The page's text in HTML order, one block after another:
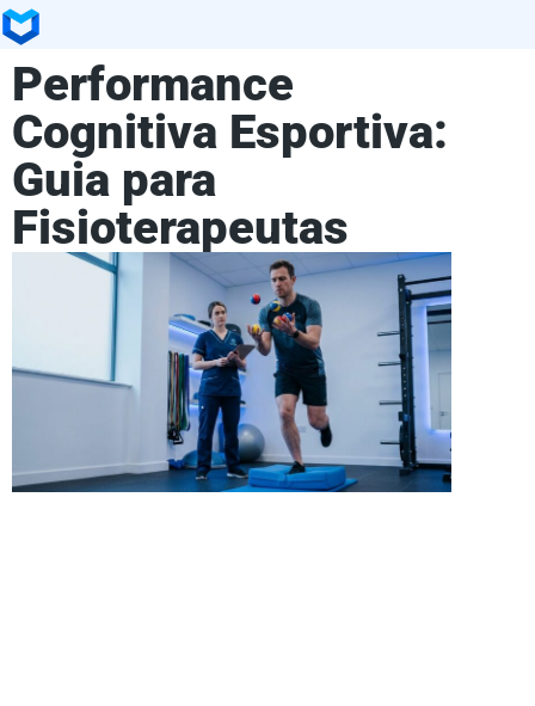
Performance
Cognitiva Esportiva:
Guia para
Fisioterapeutas